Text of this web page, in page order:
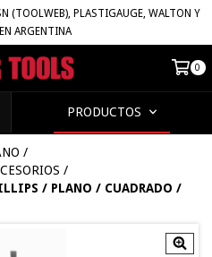
(TOOLWEB), PLASTIGAUGE, WALTON Y
ARGENTINA
0
PRODUCTOS
/
/
/ PLANO / CUADRADO /